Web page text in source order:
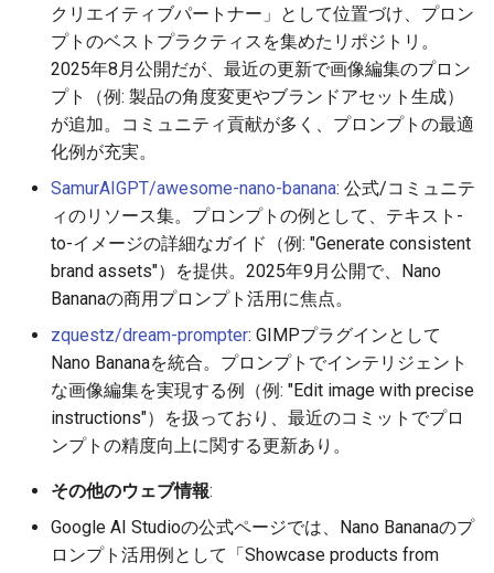
2026-05-07
2026-05-06
2026-05-04
2026-05-03
2026-05-02
2026-05-01
2026-04-30
2026-04-28
2025-10-22
2025-10-21
2025-10-19
2025-10-18
2025-10-17
2025-10-16
2025-10-15
2025-10-13
2026-05-07
2026-05-06
2026-05-04
2026-05-03
2026-05-02
2026-05-01
2026-04-30
2026-04-28
2025-10-22
2025-10-21
2025-10-19
2025-10-18
2025-10-17
2025-10-16
2025-10-15
2025-10-13
2026-05-04
2026-05-03
2026-05-02
2026-05-01
2026-04-30
2026-04-29
2026-04-28
2026-04-27
2026-04-26
2026-04-25
2026-05-03
2026-05-02
2026-04-30
2026-04-29
2026-04-28
2026-04-27
2026-04-26
2026-04-24
2025-10-22
2025-10-21
2025-10-19
2025-10-18
2025-10-17
2025-10-16
2025-10-15
2025-10-13
クリエイティブパートナー」として位置づけ、プロン
プトのベストプラクティスを集めたリポジトリ。
2025年8月公開だが、最近の更新で画像編集のプロン
プト（例: 製品の角度変更やブランドアセット生成）
が追加。コミュニティ貢献が多く、プロンプトの最適
化例が充実。
SamurAIGPT/awesome-nano-banana: 公式/コミュニテ
ィのリソース集。プロンプトの例として、テキスト-
to-イメージの詳細なガイド（例: "Generate consistent
brand assets"）を提供。2025年9月公開で、Nano
Bananaの商用プロンプト活用に焦点。
zquestz/dream-prompter: GIMPプラグインとして
Nano Bananaを統合。プロンプトでインテリジェント
な画像編集を実現する例（例: "Edit image with precise
instructions"）を扱っており、最近のコミットでプロ
ンプトの精度向上に関する更新あり。
その他のウェブ情報:
Google AI Studioの公式ページでは、Nano Bananaのプ
ロンプト活用例として「Showcase products from